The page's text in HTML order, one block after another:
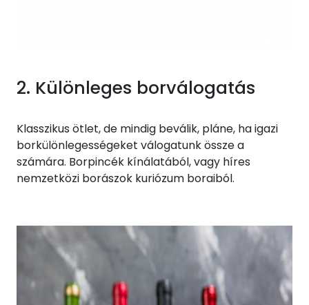
2. Különleges borválogatás
Klasszikus ötlet, de mindig beválik, pláne, ha igazi
borkülönlegességeket válogatunk össze a
számára. Borpincék kínálatából, vagy híres
nemzetközi borászok kuriózum boraiból.